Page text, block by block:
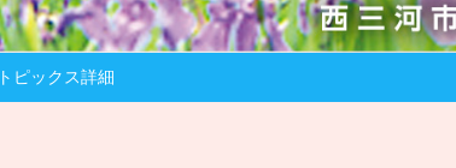
トピックス詳細